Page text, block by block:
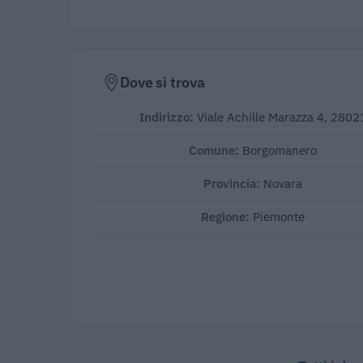
Dove si trova
Indirizzo: Viale Achille Marazza 4,
Comune: Borgomanero
Provincia: Novara
Regione: Piemonte